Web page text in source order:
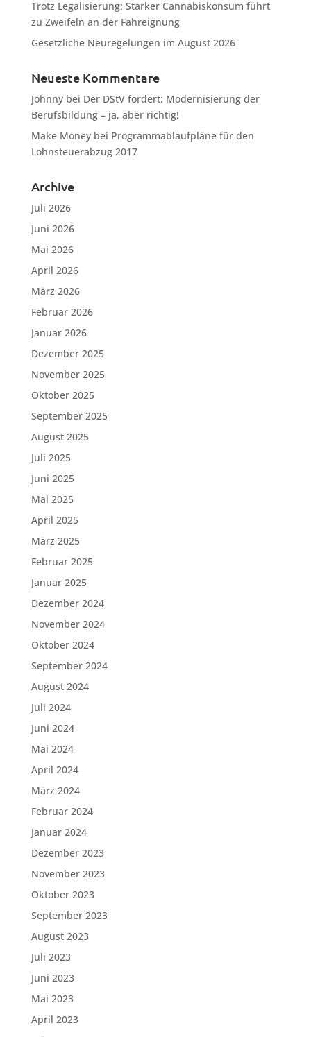
Trotz Legalisierung: Starker Cannabiskonsum führt
zu Zweifeln an der Fahreignung
Gesetzliche Neuregelungen im August 2026
Neueste Kommentare
Johnnybei Der DStV fordert: Modernisierung der
Berufsbildung – ja, aber richtig!
Make Moneybei Programmablaufpläne für den
Lohnsteuerabzug 2017
Archive
Juli 2026
Juni 2026
Mai 2026
April 2026
März 2026
Februar 2026
Januar 2026
Dezember 2025
November 2025
Oktober 2025
September 2025
August 2025
Juli 2025
Juni 2025
Mai 2025
April 2025
März 2025
Februar 2025
Januar 2025
Dezember 2024
November 2024
Oktober 2024
September 2024
August 2024
Juli 2024
Juni 2024
Mai 2024
April 2024
März 2024
Februar 2024
Januar 2024
Dezember 2023
November 2023
Oktober 2023
September 2023
August 2023
Juli 2023
Juni 2023
Mai 2023
April 2023